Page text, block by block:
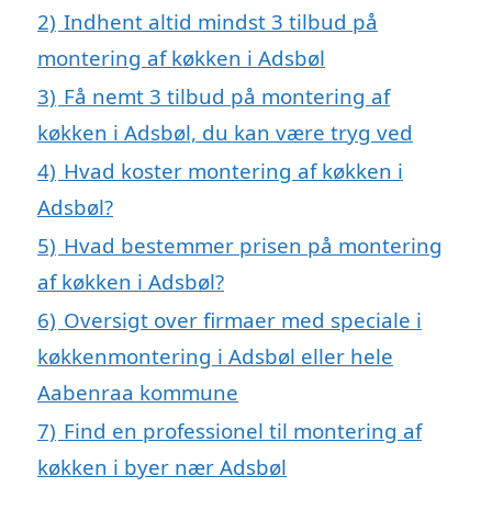
2) Indhent altid mindst 3 tilbud på
montering af køkken i Adsbøl
3) Få nemt 3 tilbud på montering af
køkken i Adsbøl, du kan være tryg ved
4) Hvad koster montering af køkken i
Adsbøl?
5) Hvad bestemmer prisen på montering
af køkken i Adsbøl?
6) Oversigt over firmaer med speciale i
køkkenmontering i Adsbøl eller hele
Aabenraa kommune
7) Find en professionel til montering af
køkken i byer nær Adsbøl